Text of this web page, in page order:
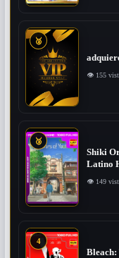
🥈
👁 155
🥉
Shiki
Latino
👁 149
4